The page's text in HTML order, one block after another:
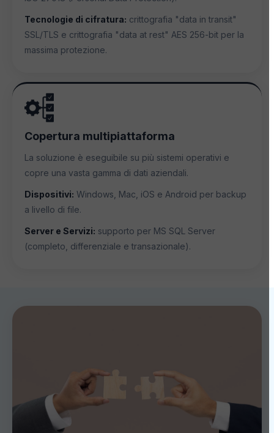
Tecnologie di cifratura: crittografia "data in transit"
SSL/TLS e crittografia "data at rest" AES 256-bit per la
massima protezione.
Copertura multipiattaforma
La soluzione è eseguibile su più sistemi operativi e
copre una vasta gamma di dati aziendali.
Dispositivi: Windows, Mac, iOS e Android per backup
a livello di file.
Server e Servizi: supporto per MS SQL Server
(completo, differenziale e transazionale).